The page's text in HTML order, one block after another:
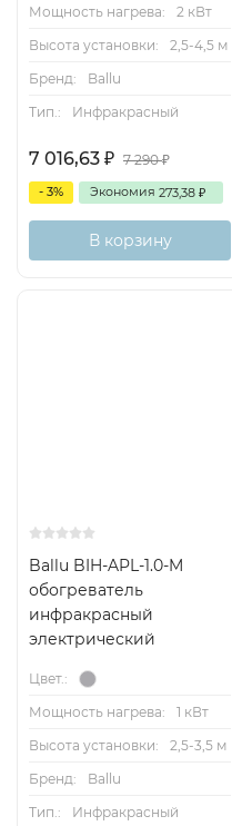
Мощность нагрева:
2 кВт
Высота установки:
2,5-4,5 м
Бренд:
Ballu
Тип.:
Инфракрасный
7 016,63 ₽ 7 290₽
- 3% Экономия 273,38 ₽
В корзину
Ballu BIH-APL-1.0-M
обогреватель
инфракрасный
электрический
Цвет.:
Мощность нагрева:
1 кВт
Высота установки:
2,5-3,5 м
Бренд:
Ballu
Тип.:
Инфракрасный